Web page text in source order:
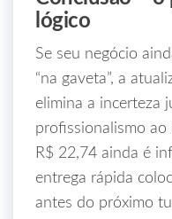
lógico
Se seu negócio
“na gaveta”, a
elimina a incerteza
profissionalismo
R$ 22,74 ainda é
entrega rápida
antes do próximo